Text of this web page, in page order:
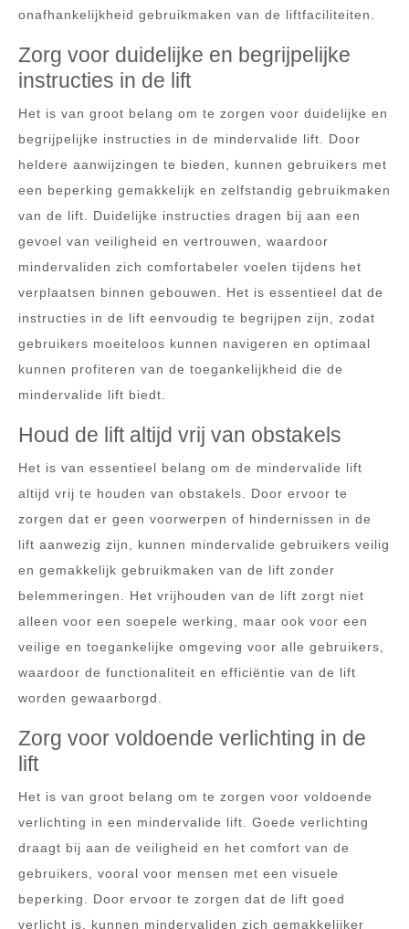
onafhankelijkheid gebruikmaken van de liftfaciliteiten.
Zorg voor duidelijke en begrijpelijke
instructies in de lift
Het is van groot belang om te zorgen voor duidelijke en
begrijpelijke instructies in de mindervalide lift. Door
heldere aanwijzingen te bieden, kunnen gebruikers met
een beperking gemakkelijk en zelfstandig gebruikmaken
van de lift. Duidelijke instructies dragen bij aan een
gevoel van veiligheid en vertrouwen, waardoor
mindervaliden zich comfortabeler voelen tijdens het
verplaatsen binnen gebouwen. Het is essentieel dat de
instructies in de lift eenvoudig te begrijpen zijn, zodat
gebruikers moeiteloos kunnen navigeren en optimaal
kunnen profiteren van de toegankelijkheid die de
mindervalide lift biedt.
Houd de lift altijd vrij van obstakels
Het is van essentieel belang om de mindervalide lift
altijd vrij te houden van obstakels. Door ervoor te
zorgen dat er geen voorwerpen of hindernissen in de
lift aanwezig zijn, kunnen mindervalide gebruikers veilig
en gemakkelijk gebruikmaken van de lift zonder
belemmeringen. Het vrijhouden van de lift zorgt niet
alleen voor een soepele werking, maar ook voor een
veilige en toegankelijke omgeving voor alle gebruikers,
waardoor de functionaliteit en efficiëntie van de lift
worden gewaarborgd.
Zorg voor voldoende verlichting in de
lift
Het is van groot belang om te zorgen voor voldoende
verlichting in een mindervalide lift. Goede verlichting
draagt bij aan de veiligheid en het comfort van de
gebruikers, vooral voor mensen met een visuele
beperking. Door ervoor te zorgen dat de lift goed
verlicht is, kunnen mindervaliden zich gemakkelijker